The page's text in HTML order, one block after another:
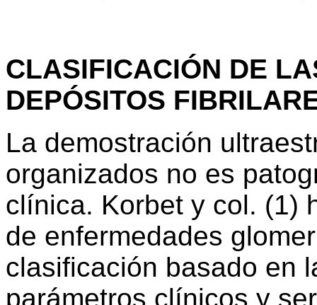
CLASIFICACIÓN DE
DEPÓSITOS
La demostración
organizados no es
clínica. Korbet y col. (1)
de enfermedades
clasificación basado en
parámetros clínicos y